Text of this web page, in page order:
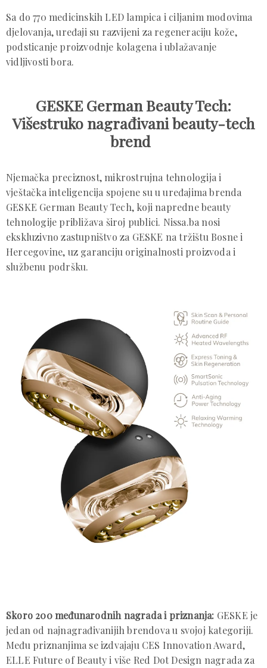
Sa do 770 medicinskih LED lampica i ciljanim modovima
djelovanja, uređaji su razvijeni za regeneraciju kože,
podsticanje proizvodnje kolagena i ublažavanje
vidljivosti bora.
GESKE German Beauty Tech:
Višestruko nagrađivani beauty-tech
brend
Njemačka preciznost, mikrostrujna tehnologija i
vještačka inteligencija spojene su u uređajima brenda
GESKE German Beauty Tech, koji napredne beauty
tehnologije približava široj publici. Nissa.ba nosi
ekskluzivno zastupništvo za GESKE na tržištu Bosne i
Hercegovine, uz garanciju originalnosti proizvoda i
službenu podršku.
Skoro 200 međunarodnih nagrada i priznanja: GESKE je
jedan od najnagrađivanijih brendova u svojoj kategoriji.
Među priznanjima se izdvajaju CES Innovation Award,
ELLE Future of Beauty i više Red Dot Design nagrada za